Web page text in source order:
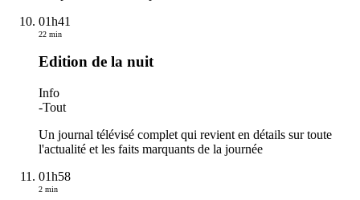
01h41
22 min
Edition de la nuit
Info
-Tout
Un journal télévisé complet qui revient en détails sur toute
l'actualité et les faits marquants de la journée
01h58
2 min